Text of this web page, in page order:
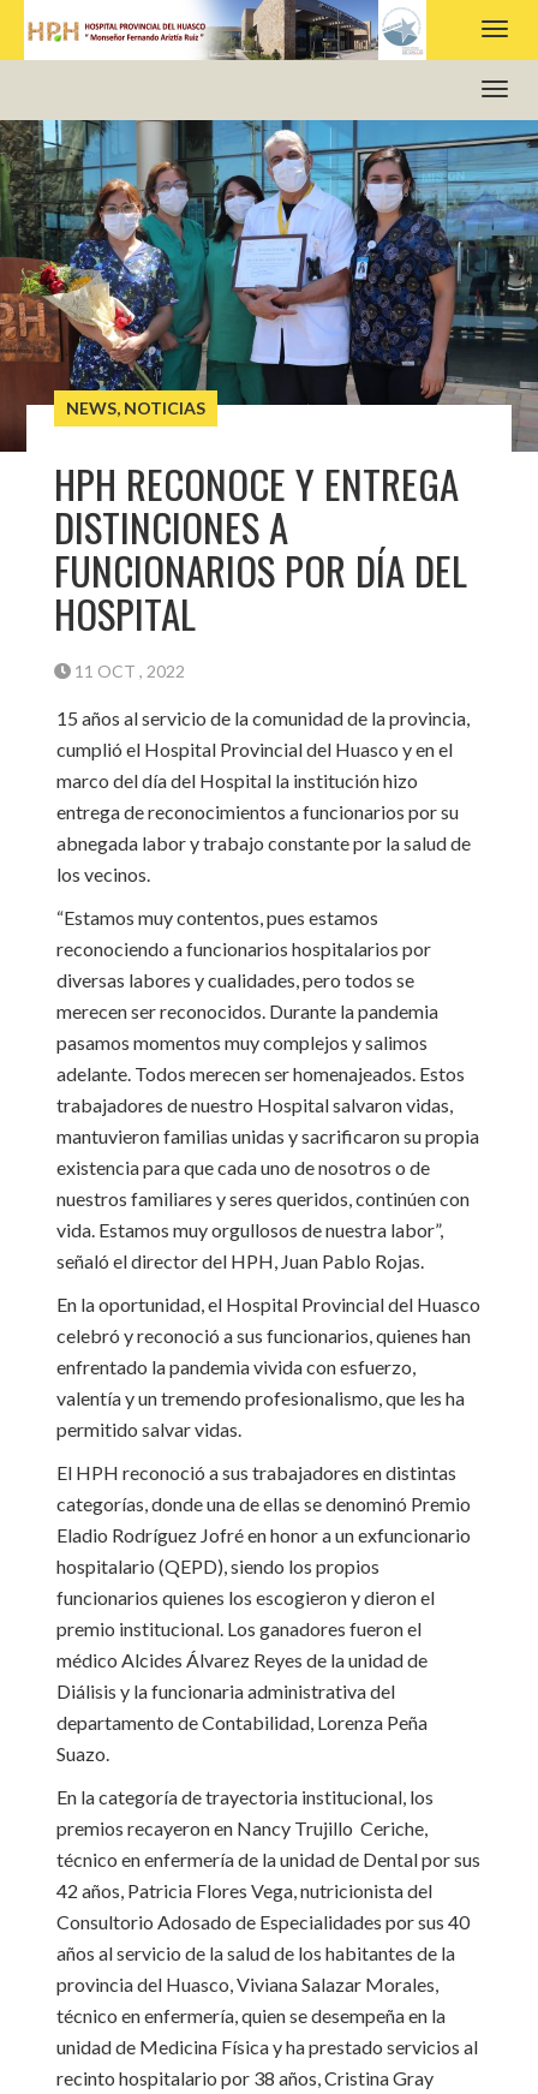
HOSPITAL PROVINCIAL DEL HUASCO
NEWS, NOTICIAS
HPH RECONOCE Y ENTREGA
DISTINCIONES A
FUNCIONARIOS POR DÍA DEL
HOSPITAL
11 OCT , 2022
15 años al servicio de la comunidad de la provincia,
cumplió el Hospital Provincial del Huasco y en el
marco del día del Hospital la institución hizo
entrega de reconocimientos a funcionarios por su
abnegada labor y trabajo constante por la salud de
los vecinos.
“Estamos muy contentos, pues estamos
reconociendo a funcionarios hospitalarios por
diversas labores y cualidades, pero todos se
merecen ser reconocidos. Durante la pandemia
pasamos momentos muy complejos y salimos
adelante. Todos merecen ser homenajeados. Estos
trabajadores de nuestro Hospital salvaron vidas,
mantuvieron familias unidas y sacrificaron su propia
existencia para que cada uno de nosotros o de
nuestros familiares y seres queridos, continúen con
vida. Estamos muy orgullosos de nuestra labor”,
señaló el director del HPH, Juan Pablo Rojas.
En la oportunidad, el Hospital Provincial del Huasco
celebró y reconoció a sus funcionarios, quienes han
enfrentado la pandemia vivida con esfuerzo,
valentía y un tremendo profesionalismo, que les ha
permitido salvar vidas.
El HPH reconoció a sus trabajadores en distintas
categorías, donde una de ellas se denominó Premio
Eladio Rodríguez Jofré en honor a un exfuncionario
hospitalario (QEPD), siendo los propios
funcionarios quienes los escogieron y dieron el
premio institucional. Los ganadores fueron el
médico Alcides Álvarez Reyes de la unidad de
Diálisis y la funcionaria administrativa del
departamento de Contabilidad, Lorenza Peña
Suazo.
En la categoría de trayectoria institucional, los
premios recayeron en Nancy Trujillo Ceriche,
técnico en enfermería de la unidad de Dental por sus
42 años, Patricia Flores Vega, nutricionista del
Consultorio Adosado de Especialidades por sus 40
años al servicio de la salud de los habitantes de la
provincia del Huasco, Viviana Salazar Morales,
técnico en enfermería, quien se desempeña en la
unidad de Medicina Física y ha prestado servicios al
recinto hospitalario por 38 años, Cristina Gray